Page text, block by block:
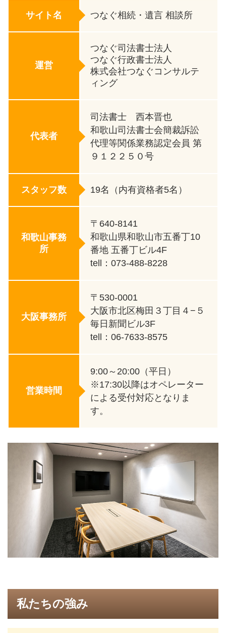
サイト名 つなぐ相続・遺言 相談所
運営
つなぐ司法書士法人
つなぐ行政書士法人
株式会社つなぐコンサルテ
ィング
代表者
司法書士 西本晋也
和歌山司法書士会簡裁訴訟
代理等関係業務認定会員 第
９１２２５０号
スタッフ数 19名（内有資格者5名）
和歌山事務
所
〒640-8141
和歌山県和歌山市五番丁10
番地 五番丁ビル4F
tell：073-488-8228
大阪事務所
〒530-0001
大阪市北区梅田３丁目４−５
毎日新聞ビル3F
tell：06-7633-8575
営業時間
9:00～20:00（平日）
※17:30以降はオペレーター
による受付対応となりま
す。
私たちの強み